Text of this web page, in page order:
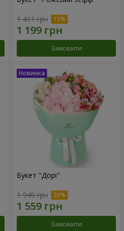
1 411 грн
Замовити
Букет "Дорі"
1 949 грн
Замовити